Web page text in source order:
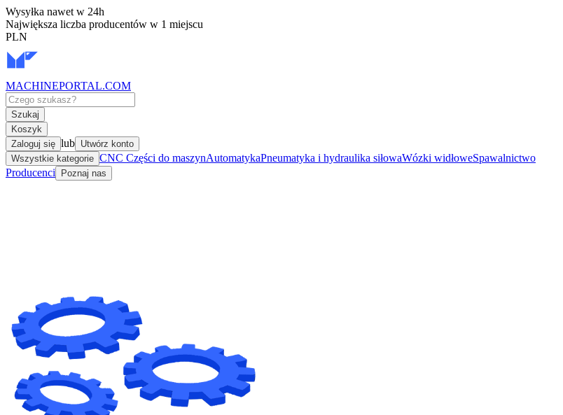
Wysyłka nawet w 24h
Największa liczba producentów w 1 miejscu
PLN
MACHINEPORTAL.COM
Szukaj
Koszyk
Zaloguj się lub Utwórz konto
Wszystkie kategorie CNC Części do maszynAutomatykaPneumatyka i hydraulika siłowaWózki widłoweSpawalnictwo
Producenci
Poznaj nas